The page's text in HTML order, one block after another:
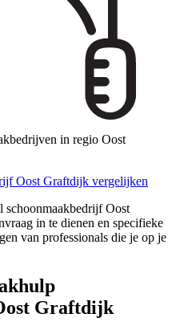
in regio Oost
Oost Graftdijk vergelijken
schoonmaakbedrijf Oost
in te dienen en specifieke
van professionals die je op je
Graftdijk